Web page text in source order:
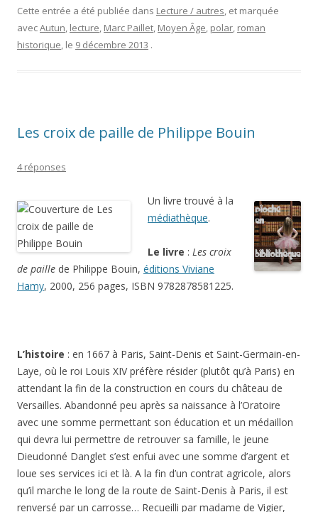
Cette entrée a été publiée dans Lecture / autres, et marquée
avecAutun, lecture, Marc Paillet, Moyen Âge, polar, roman
historique, le 9 décembre 2013 .
Les croix de paille de Philippe Bouin
4 réponses
Un livre trouvé à la
médiathèque.
Le livre : Les croix
de paille de Philippe Bouin, éditions Viviane
Hamy, 2000, 256 pages, ISBN 9782878581225.
L’histoire : en 1667 à Paris, Saint-Denis et Saint-Germain-en-
Laye, où le roi Louis XIV préfère résider (plutôt qu’à Paris) en
attendant la fin de la construction en cours du château de
Versailles. Abandonné peu après sa naissance à l’Oratoire
avec une somme permettant son éducation et un médaillon
qui devra lui permettre de retrouver sa famille, le jeune
Dieudonné Danglet s’est enfui avec une somme d’argent et
loue ses services ici et là. A la fin d’un contrat agricole, alors
qu’il marche le long de la route de Saint-Denis à Paris, il est
renversé par un carrosse… Recueilli par madame de Vigier,